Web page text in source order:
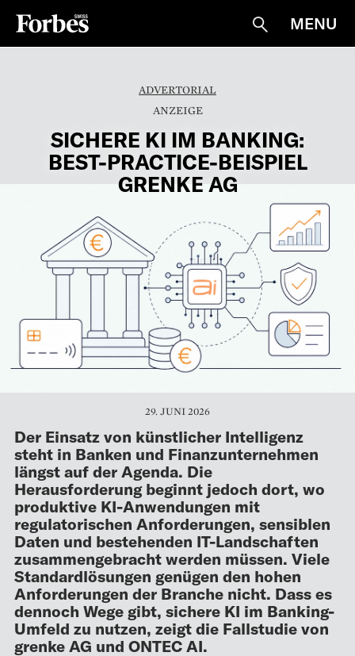
Suche
MENU
ADVERTORIAL
SICHERE KI IM BANKING:
BEST-PRACTICE-BEISPIEL
GRENKE AG
29. JUNI 2026
Der Einsatz von künstlicher Intelligenz
steht in Banken und Finanzunternehmen
längst auf der Agenda. Die
Herausforderung beginnt jedoch dort, wo
produktive KI-Anwendungen mit
regulatorischen Anforderungen, sensiblen
Daten und bestehenden IT-Landschaften
zusammengebracht werden müssen. Viele
Standardlösungen genügen den hohen
Anforderungen der Branche nicht. Dass es
dennoch Wege gibt, sichere KI im Banking-
Umfeld zu nutzen, zeigt die Fallstudie von
grenke AG und ONTEC AI.